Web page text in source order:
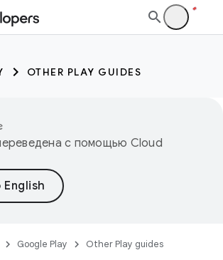
OTHER PLAY GUIDES
с помощью Cloud
Google Play Other Play guides